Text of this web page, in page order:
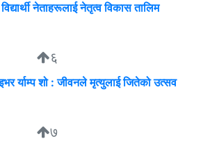
नेताहरूलाई नेतृत्व विकास तालिम
६
र्याम्प शो : जीवनले मृत्युलाई जितेको उत्सव
७